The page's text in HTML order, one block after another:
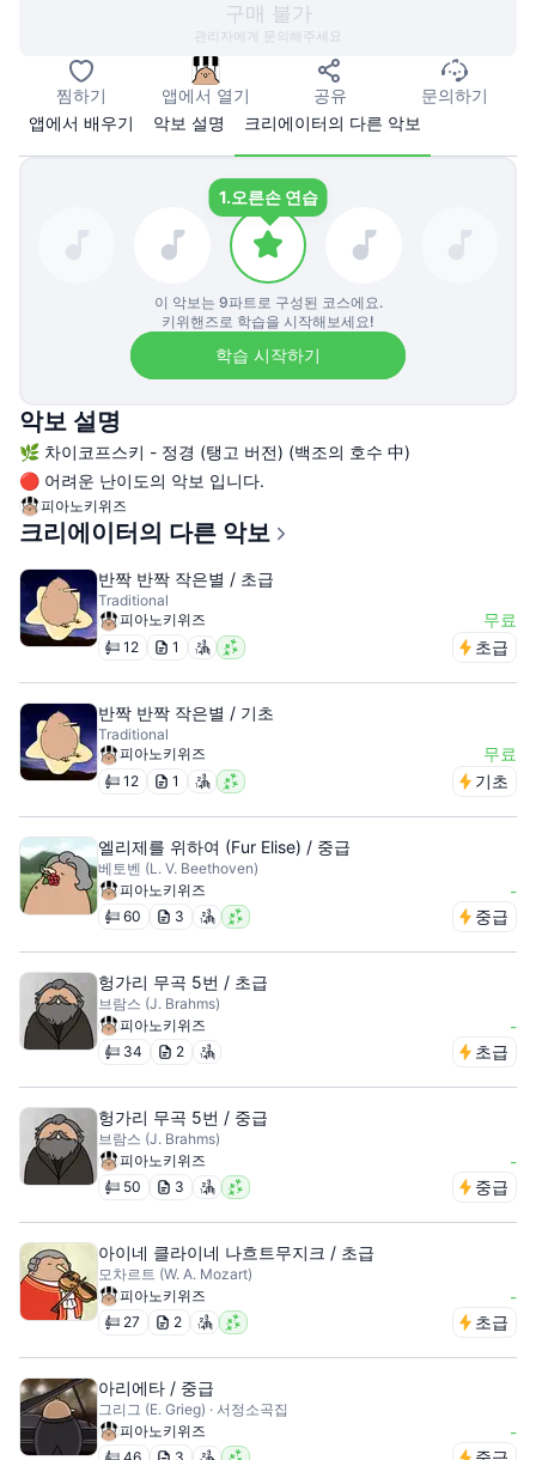
구매 불가
관리자에게 문의해주세요
찜하기 앱에서 열기 공유
문의하기
앱에서 배우기
악보 설명 크리에이터의 다른 악보
1.오른손 연습
이 악보는 9파트로 구성된 코스에요.
키위핸즈로 학습을 시작해보세요!
학습 시작하기
악보 설명
🌿 차이코프스키 - 정경 (탱고 버전) (백조의 호수 中)
🔴 어려운 난이도의 악보 입니다.
피아노키위즈
크리에이터의 다른 악보
반짝 반짝 작은별 / 초급
Traditional
피아노키위즈
무료
12 1 초급
반짝 반짝 작은별 / 기초
Traditional
피아노키위즈
무료
12 1 기초
엘리제를 위하여 (Fur Elise) / 중급
베토벤 (L. V. Beethoven)
피아노키위즈
-
60 3 중급
헝가리 무곡 5번 / 초급
브람스 (J. Brahms)
피아노키위즈
-
34 2 초급
헝가리 무곡 5번 / 중급
브람스 (J. Brahms)
피아노키위즈
-
50 3 중급
아이네 클라이네 나흐트무지크 / 초급
모차르트 (W. A. Mozart)
피아노키위즈
-
27 2 초급
아리에타 / 중급
그리그 (E. Grieg) · 서정소곡집
피아노키위즈
-